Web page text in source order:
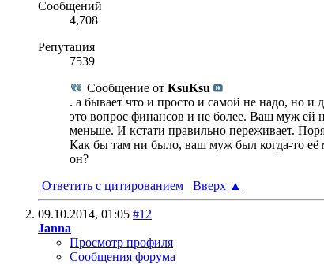
Сообщений
4,708
Репутация
7539
Сообщение от KsuKsu
. а бывает что и просто и самой не надо, но и
это вопрос финансов и не более. Ваш муж ей
меньше. И кстати правильно переживает.
Как бы там ни было, ваш муж был когда-то её
он?
Ответить с цитированием
Вверх ▲
09.10.2014, 01:05 #12
Janna
Просмотр профиля
Сообщения форума